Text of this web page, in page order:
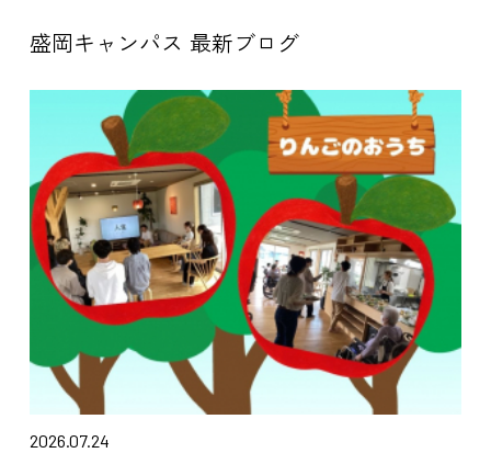
盛岡キャンパス 最新ブログ
2026.07.24